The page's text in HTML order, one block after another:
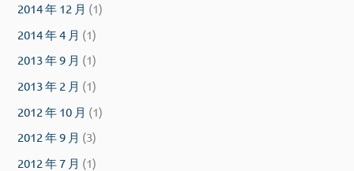
2014 年 12 月 (1)
2014 年 4 月 (1)
2013 年 9 月 (1)
2013 年 2 月 (1)
2012 年 10 月 (1)
2012 年 9 月 (3)
2012 年 7 月 (1)